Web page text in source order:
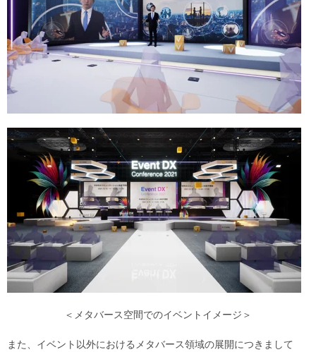
＜メタバース空間でのイベントイメージ＞
また、イベント以外におけるメタバース領域の展開につきまして